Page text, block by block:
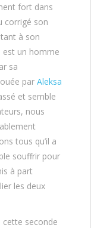
fort dans
corrigé son
à son
est un homme
sa
par Aleksa
et semble
nous
tous qu’il a
souffrir pour
à part
les deux
cette seconde